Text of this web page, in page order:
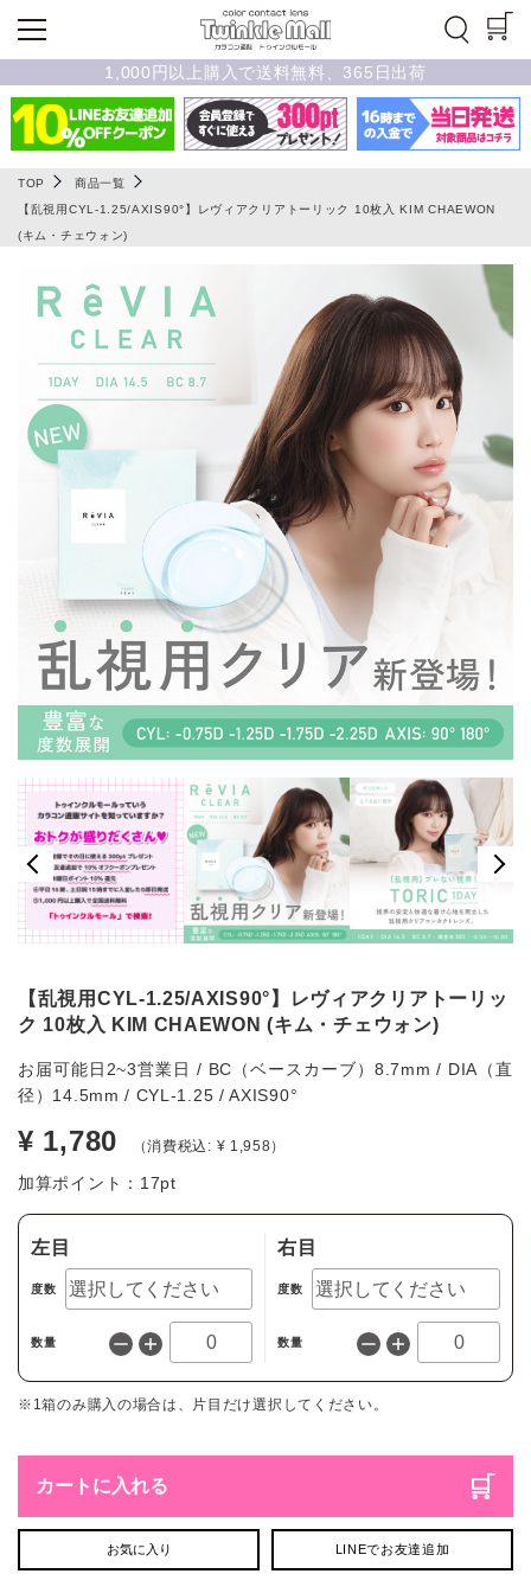
1,000円以上購入で送料無料、365日出荷
TOP
商品一覧
【乱視用CYL-1.25/AXIS90°】レヴィアクリアトーリック 10枚入 KIM CHAEWON
(キム・チェウォン)
【乱視用CYL-1.25/AXIS90°】レヴィアクリアトーリッ
ク 10枚入 KIM CHAEWON (キム・チェウォン)
お届可能日2~3営業日 / BC（ベースカーブ）8.7mm / DIA（直
径）14.5mm / CYL-1.25 / AXIS90°
¥ 1,780 （消費税込: ¥ 1,958）
加算ポイント： 17pt
左目
度数
数量
右目
度数
数量
※1箱のみ購入の場合は、片目だけ選択してください。
カートに入れる
お気に入り LINEでお友達追加